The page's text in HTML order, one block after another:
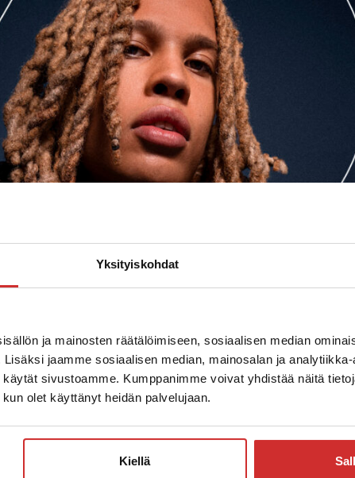
Yksityiskohdat
ja mainosten räätälöimiseen, sosiaalisen median
jaamme sosiaalisen median, mainosalan ja analytiikka-
sivustoamme. Kumppanimme voivat yhdistää näitä
olet käyttänyt heidän palvelujaan.
Kiellä